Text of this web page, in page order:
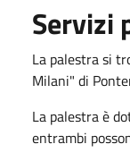
Servizi
La palestra si
Milani" di
La palestra è
entrambi